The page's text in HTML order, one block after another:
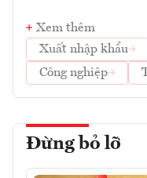
Xem thêm
Xuất nhập khẩu
Công nghiệp
Đừng bỏ lỡ